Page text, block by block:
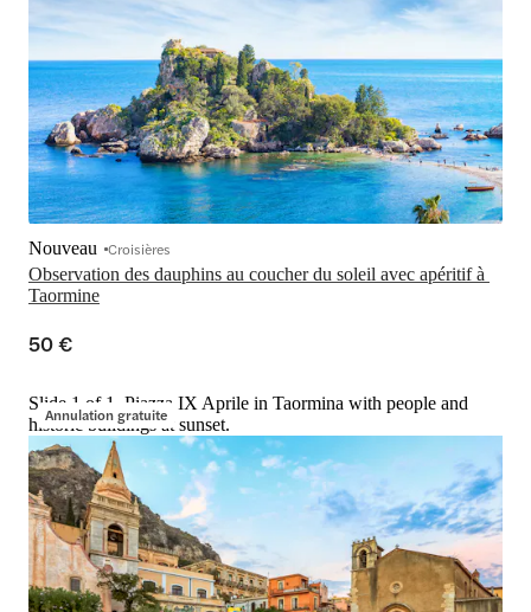
Observation des dauphins au coucher du soleil avec apéritif à
Taormine
Nouveau Croisières
50 €
Annulation gratuite
Slide 1 of 1, Piazza IX Aprile in Taormina with people and
historic buildings at sunset.